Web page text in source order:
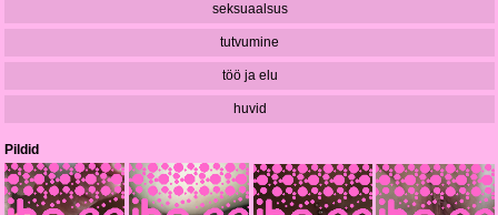
seksuaalsus
tutvumine
töö ja elu
huvid
Pildid